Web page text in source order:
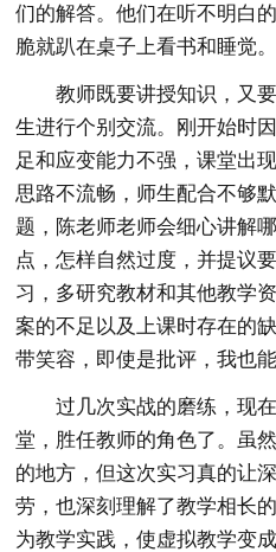
们的解答。他们在听不明白
脆就趴在桌子上看书和睡觉。
教师既要讲授知识，又
生进行个别交流。刚开始时
足和应变能力不强，课堂出
思路不流畅，师生配合不够
题，陈老师老师会细心讲解
点，怎样自然过度，并提议
习，多研究教材和其他教学
案的不足以及上课时存在的
带笑容，即使是批评，我也能
过几次实战的磨练，现
堂，胜任教师的角色了。虽
的地方，但这次实习真的让
劳，也深刻理解了教学相长
为教学实践，使虚拟教学变